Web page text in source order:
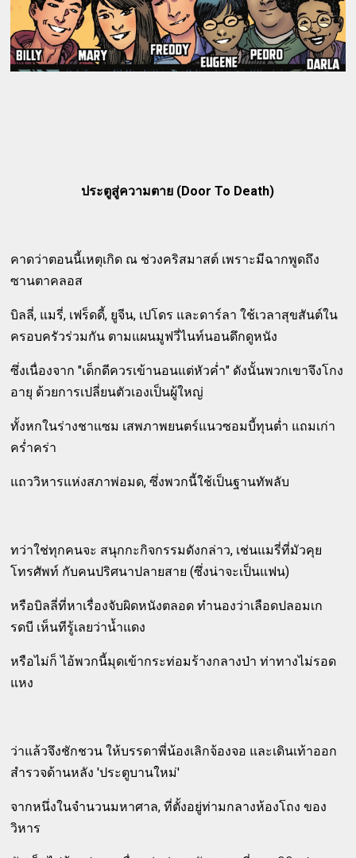
ประตูสู่ความตาย (Door To Death)
คาดว่าตอนนี้เหตุเกิด ณ ช่วงคริสมาสต์ เพราะมีฉากพูดถึง
ซานตาคลอส
บิลลี่, แมรี่, เฟร็ดดี้, ยูจีน, เปโดร และดาร์ลา ใช้เวลาสุขสันต์ใน
ครอบครัวร่วมกัน ตามแผนมูฟวี่ไนท์นอนดึกดูหนัง
ซึ่งเนื่องจาก "เด็กดีควรเข้านอนแต่หัวค่ำ" ดังนั้นพวกเขาจึงโกง
อายุ ด้วยการเปลี่ยนตัวเองเป็นผู้ใหญ่
ทั้งหกในร่างชาแซม เสพภาพยนตร์แนวซอมบี้ทุนต่ำ แถมเก่า
คร่ำคร่า
แถววิหารแห่งสภาพ่อมด, ซึ่งพวกนี้ใช้เป็นฐานทัพลับ
ทว่าใช่ทุกคนจะ สนุกกะกิจกรรมดังกล่าว, เช่นแมรี่ที่มัวคุย
โทรศัพท์ กับคนปริศนาปลายสาย (ซึ่งน่าจะเป็นแฟน)
หรือบิลลี่ที่หาเรื่องจับผิดหนังตลอด ทำนองว่าเลือดปลอมเก
รดบี เห็นทีรู้เลยว่าน้ำแดง
หรือไม่ก็ ไอ้พวกนี้มุดเข้ากระท่อมร้างกลางป่า ท่าทางไม่รอด
แหง
ว่าแล้วจึงชักชวน ให้บรรดาพี่น้องเลิกจ้องจอ และเดินเท้าออก
สำรวจด้านหลัง 'ประตูบานใหม่'
จากหนึ่งในจำนวนมหาศาล, ที่ตั้งอยู่ท่ามกลางห้องโถง ของ
วิหาร